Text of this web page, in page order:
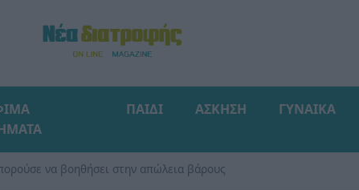
ΠΑΙΔΙ ΑΣΚΗΣΗ ΓΥΝΑΙΚΑ
να βοηθήσει στην απώλεια βάρους